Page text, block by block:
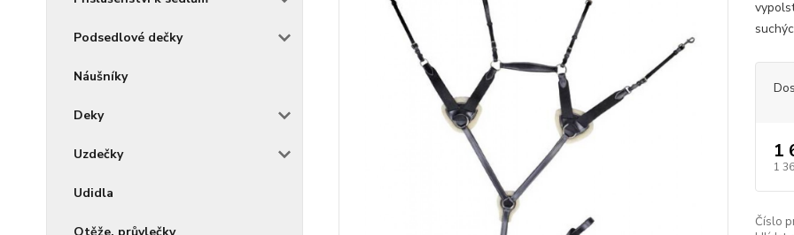
Podsedlové dečky
Náušníky
Deky
Uzdečky
Udidla
1
1
Číslo